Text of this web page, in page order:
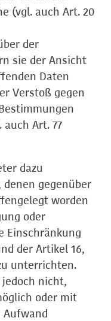
(vgl. auch Art. 20
der
sie der Ansicht
Daten
Verstoß gegen
Art. 77
dazu
gegenüber
worden
oder
Einschränkung
der Artikel 16,
unterrichten.
nicht,
oder mit